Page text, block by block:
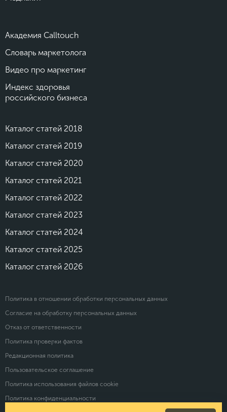
Академия Calltouch
Словарь маркетолога
Видео про маркетинг
Индекс здоровья
российского бизнеса
Каталог статей 2018
Каталог статей 2019
Каталог статей 2020
Каталог статей 2021
Каталог статей 2022
Каталог статей 2023
Каталог статей 2024
Каталог статей 2025
Каталог статей 2026
Политика в отношении обработки персональных данных
Согласие на обработку персональных данных
Отказ от ответственности
Политика проверки фактов
Редакционная политика
Пользовательское соглашение
Политика использования файлов cookie
Политика конфиденциальности